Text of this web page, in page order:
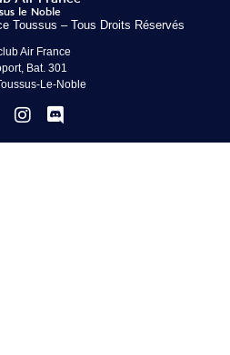
Toussus – Tous Droits Réservés
Air France
Bat. 301
Le-Noble